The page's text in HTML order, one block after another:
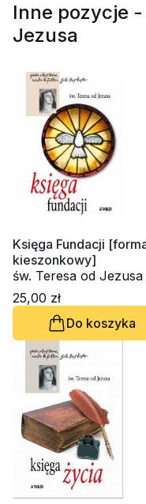
Inne pozycje
Jezusa
Księga Fundacji
kieszonkowy]
św. Teresa od Jezusa
25,00 zł
Do koszyka